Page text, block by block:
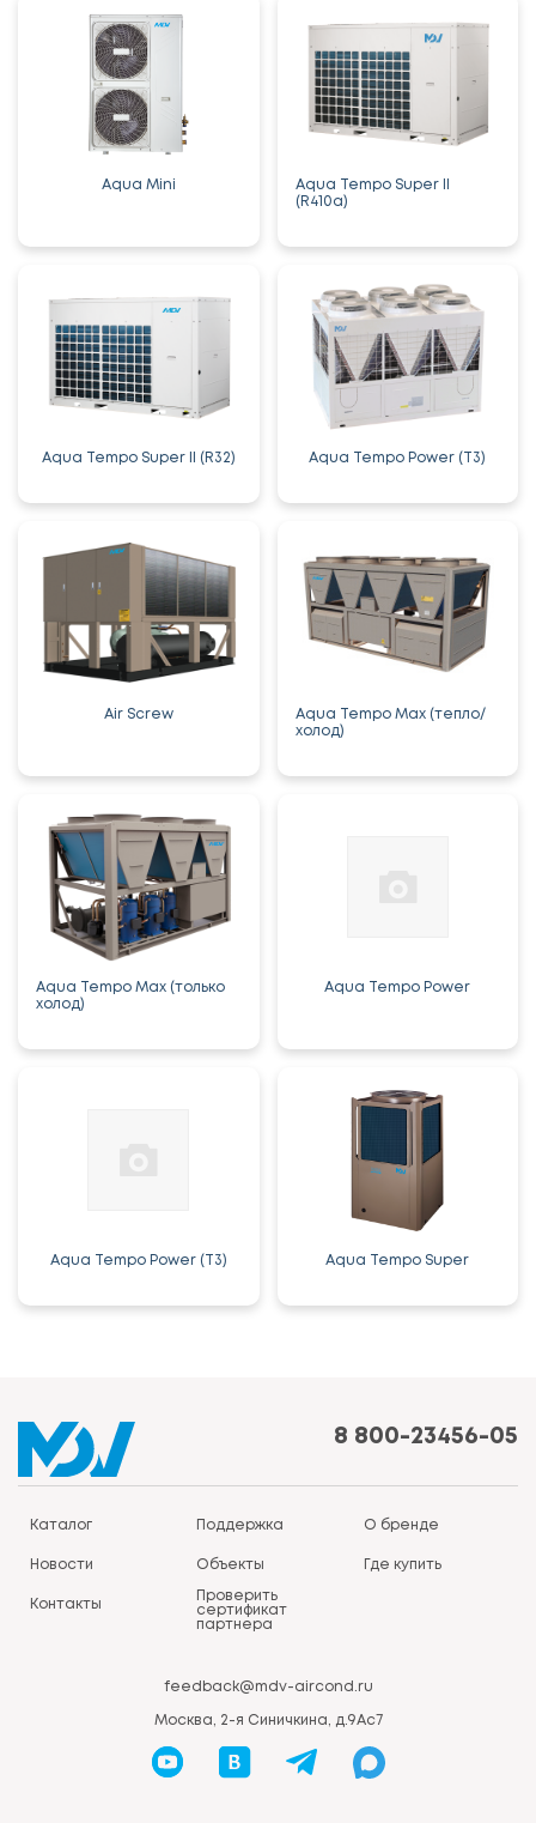
Aqua Mini
Aqua Tempo Super II
(R410a)
Aqua Tempo Super II (R32) Aqua Tempo Power (T3)
Air Screw
Aqua Tempo Max (тепло/
холод)
Aqua Tempo Max (только
холод)
Aqua Tempo Power
Aqua Tempo Power (T3) Aqua Tempo Super
8 800-23456-05
Каталог Поддержка О бренде
Новости Объекты Где купить
Контакты
Проверить
сертификат
партнера
feedback@mdv-aircond.ru
Москва, 2-я Синичкина, д.9Ас7